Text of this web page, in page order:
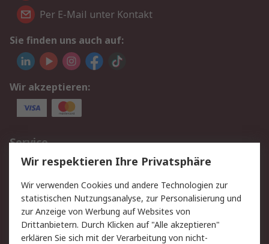
Per E-Mail unter Kontakt
Sie finden uns auch auf:
Wir akzeptieren:
Service
Value Added Services
Lieferlösungen
Rücksendungen
Kontakt
Hilfe
Rechtliches
Wir respektieren Ihre Privatsphäre
Wir verwenden Cookies und andere Technologien zur
statistischen Nutzungsanalyse, zur Personalisierung und
zur Anzeige von Werbung auf Websites von
Drittanbietern. Durch Klicken auf "Alle akzeptieren"
erklären Sie sich mit der Verarbeitung von nicht-